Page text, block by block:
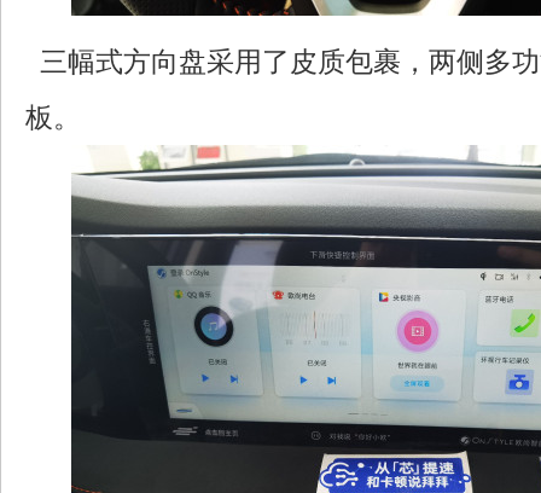
三幅式方向盘采用了皮质包裹，两侧多
板。